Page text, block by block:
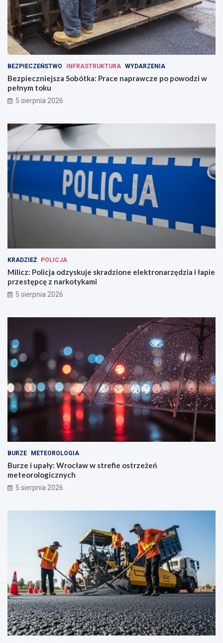
BEZPIECZEŃSTWO INFRASTRUKTURA WYDARZENIA
Bezpieczniejsza Sobótka: Prace naprawcze po powodzi w
pełnym toku
5 sierpnia 2026
KRADZIEŻ POLICJA
Milicz: Policja odzyskuje skradzione elektronarzędzia i łapie
przestępcę z narkotykami
5 sierpnia 2026
BURZE METEOROLOGIA
Burze i upały: Wrocław w strefie ostrzeżeń
meteorologicznych
5 sierpnia 2026